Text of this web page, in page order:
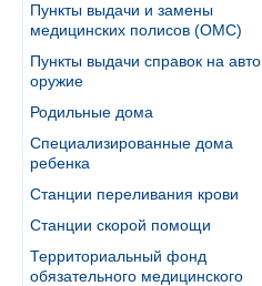
Пункты выдачи и замены
медицинских полисов (ОМС)
Пункты выдачи справок на авто,
оружие
Родильные дома
Специализированные дома
ребенка
Станции переливания крови
Станции скорой помощи
Территориальный фонд
обязательного медицинского